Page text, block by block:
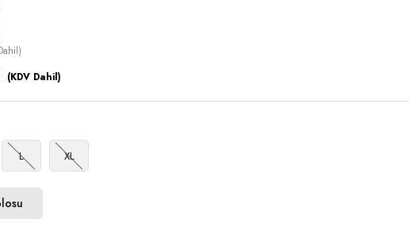
(KDV Dahil)
L XL